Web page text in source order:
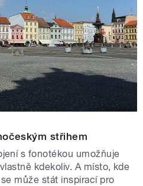
střihem
s fonotékou umožňuje
kdekoliv. A místo, kde
může stát inspirací pro